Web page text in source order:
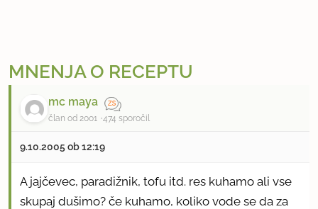
MNENJA O RECEPTU
mc maya
član od 2001 474 sporočil
9.10.2005 ob 12:19
A jajčevec, paradižnik, tofu itd. res kuhamo ali vse
skupaj dušimo? če kuhamo, koliko vode se da za